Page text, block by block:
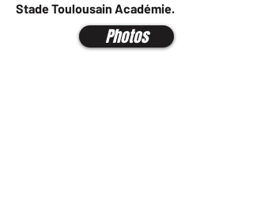
Stade Toulousain Académie.
Photos